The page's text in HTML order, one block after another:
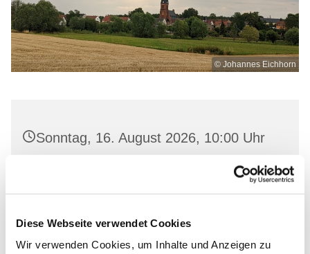
Diese Webseite verwendet Cookies
Wir verwenden Cookies, um Inhalte und Anzeigen zu
© Johannes Eichhorn
Sonntag, 16. August 2026, 10:00 Uhr
Ev. Kirche Bralitz, Dorfstraße, 16259
Bralitz